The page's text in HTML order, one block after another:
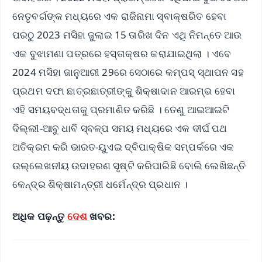
ନେତୃବର୍ଗଙ୍କ ମଧ୍ୟରେ ଏକ ରାଜିନାମା ସ୍ବାକ୍ଷରିତ ହେବା
ପରଠୁ 2023 ମସିହା ଜୁଲାଇ 15 ତାରିଖ ଦିନ ଏଥି ନିମନ୍ତେ ଆଉ
ଏକ ବୁଝାମଣା ପତ୍ରରେ ହସ୍ତାକ୍ଷର କରାଯାଇଥିଲା । ଏବେ
2024 ମସିହା ଜାନୁଆରୀ 29ରେ ସେଠାରେ କମ୍ପସ୍ ସ୍ଥାପନ ସହ
ପ୍ରଥମ ଦଫା ଛାତ୍ରଛାତ୍ରୀଙ୍କୁ ଶିକ୍ଷାଦାନ ଆରମ୍ଭ ହେବା
ଏହି ସମୟବଦ୍ଧତାକୁ ପ୍ରମାଣିତ କରିଛି । ତେଣୁ ଆଇଆଇଟି
ଦିଲ୍ଲୀ-ଆବୁ ଧାବି ସ୍ବଳ୍ପ ସମୟ ମଧ୍ୟରେ ଏକ ଦୀର୍ଘ ପଥ
ଅତିକ୍ରମ କରି ଭାରତ-ୟୁଏଇ ଦ୍ବିପାକ୍ଷିକ ସମ୍ପର୍କରେ ଏକ
ଉଲ୍ଲେଖନୀୟ ଉଦାହରଣ ସୃଷ୍ଟି କରିପାରିଛି ବୋଲି ଲେଖିଛନ୍ତି
କେନ୍ଦ୍ର ଶିକ୍ଷାମନ୍ତ୍ରୀ ଧର୍ମେନ୍ଦ୍ର ପ୍ରଧାନ ।
ଅଧିକ ପଢ଼ନ୍ତୁ ଦେଶଖବର: